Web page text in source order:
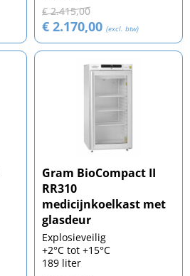
€ 2.415,00
€ 2.170,00 (excl. btw)
Gram BioCompact II
RR310
medicijnkoelkast met
glasdeur
Explosieveilig
+2°C tot +15°C
189 liter